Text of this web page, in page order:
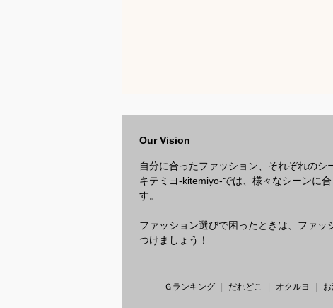
Our Vision
自分に合ったファッション、それぞれの
キテミヨ-kitemiyo-では、様々なシーンに
す。
ファッション選びで困ったときは、ファ
つけましょう！
Ｇランキング だれどこ オクルヨ